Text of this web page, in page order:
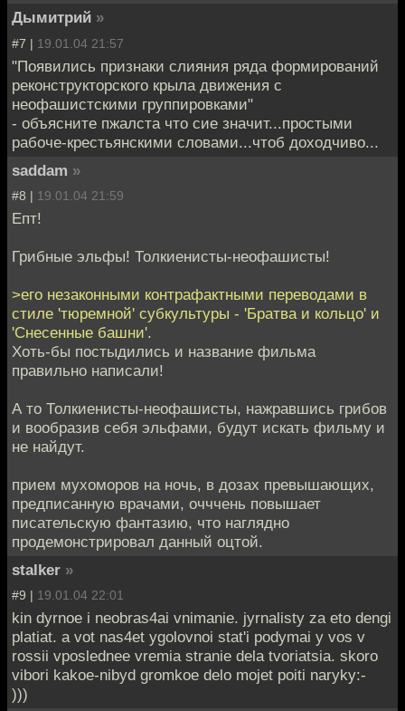
Дымитрий »
#7 | 19.01.04 21:57
"Появились признаки слияния ряда формирований
реконструкторского крыла движения с
неофашистскими группировками"
- объясните пжалста что сие значит...простыми
рабоче-крестьянскими словами...чтоб доходчиво...
saddam »
#8 | 19.01.04 21:59
Епт!
Грибные эльфы! Толкиенисты-неофашисты!
>его незаконными контрафактными переводами в
стиле 'тюремной' субкультуры - 'Братва и кольцо' и
'Снесенные башни'.
Хоть-бы постыдились и название фильма
правильно написали!
А то Толкиенисты-неофашисты, нажравшись грибов
и вообразив себя эльфами, будут искать фильму и
не найдут.
прием мухоморов на ночь, в дозах превышающих,
предписанную врачами, очччень повышает
писательскую фантазию, что наглядно
продемонстрировал данный оцтой.
stalker »
#9 | 19.01.04 22:01
kin dyrnoe i neobras4ai vnimanie. jyrnalisty za eto dengi
platiat. a vot nas4et ygolovnoi stat'i podymai y vos v
rossii vposlednee vremia stranie dela tvoriatsia. skoro
vibori kakoe-nibyd gromkoe delo mojet poiti naryky:-
)))